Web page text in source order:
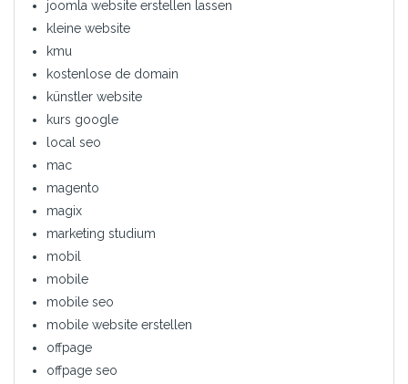
joomla website erstellen lassen
kleine website
kmu
kostenlose de domain
künstler website
kurs google
local seo
mac
magento
magix
marketing studium
mobil
mobile
mobile seo
mobile website erstellen
offpage
offpage seo